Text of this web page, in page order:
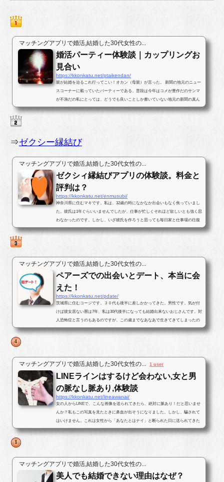
マッチングアプリで婚活,結婚した30代女性の...
婚活パーティー体験談｜カップリングお
見合い
https://kkonkatu.net/ptaikendan/
親が結婚を迫るこれ行ってこい！オカン（母親）が言った。 新聞の地元のニュー
スコーナーに載っていたパーティーである。普段は今年はコメが豊作だのサンマ
が不漁だの私にとっては、どうでも良いことしか書いていない地元の新聞の真ん
中ほどのページに婚活パー...
⇒ゼクシー縁結び
マッチングアプリで婚活,結婚した30代女性の...
ゼクシィ縁結びアプリの体験談。料金と
評判は？
https://kkonkatu.net/enmusubi/
神奈川県に住むマキです。私は、32歳の時になかなか出会いもなく焦っていまし
た。彼氏は1年ぐらいいませんでしたが、仕事が忙しくそれほど欲しいとも強く思
わなかったのです。しかし、いざ彼氏を作ろうと思っても毎日家と仕事場の往復
ばかりで出会いがなかったのです...
マッチングアプリで婚活,結婚した30代女性の...
ペアーズでの出会いとデート、本当に会
えた！
https://kkonkatu.net/pdate/
茨城県に住むコージです。３０代も後半に差しかかってきた。男性です。気が付
けば彼女居ない暦は7年、私は30代後半になっても結婚出来ないおじさんです。対
人恐怖症と言うのもあるのですが、この歳までなあなあで生きてきてしまったの
で、そろそろ･･･と思いパートナ...
マッチングアプリで婚活,結婚した30代女性の... 1 user
LINEラインはするけど会わない,女と男
の脈なし脈あり,体験談
https://kkonkatu.net/lineawanai/
女の人からLINEで、こんな画像を送られてきたら、絶対に脈あり！だと思いませ
んか？私もこの写真を見たときに鼻血が出そうになりました。しかし、騙されて
はいけません。これは女性から「あなたとはナイ」と断られた日に送られてきた
写真です。最後まで結末を読んで...
マッチングアプリで婚活,結婚した30代女性の...
美人でも結婚できない理由はなぜ？